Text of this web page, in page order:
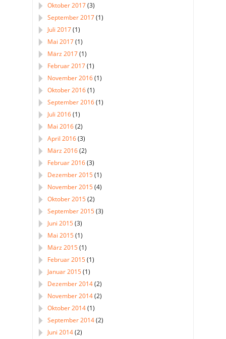
Oktober 2017(3)
September 2017(1)
Juli 2017(1)
Mai 2017(1)
März 2017(1)
Februar 2017(1)
November 2016(1)
Oktober 2016(1)
September 2016(1)
Juli 2016(1)
Mai 2016(2)
April 2016(3)
März 2016(2)
Februar 2016(3)
Dezember 2015(1)
November 2015(4)
Oktober 2015(2)
September 2015(3)
Juni 2015(3)
Mai 2015(1)
März 2015(1)
Februar 2015(1)
Januar 2015(1)
Dezember 2014(2)
November 2014(2)
Oktober 2014(1)
September 2014(2)
Juni 2014(2)